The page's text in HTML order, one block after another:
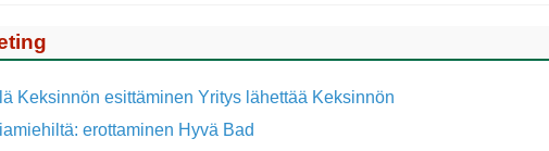
Keksinnön esittäminen Yritys lähettää Keksinnön
erottaminen Hyvä Bad